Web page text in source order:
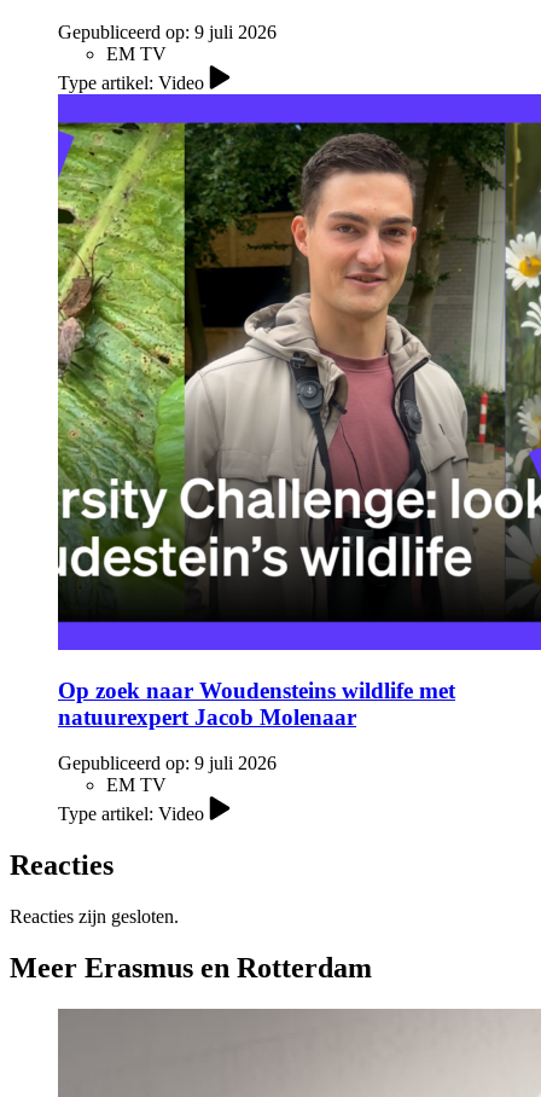
Gepubliceerd op: 9 juli 2026
EM TV
Type artikel: Video
Op zoek naar Woudensteins wildlife met
natuurexpert Jacob Molenaar
Gepubliceerd op: 9 juli 2026
EM TV
Type artikel: Video
Reacties
Reacties zijn gesloten.
Meer Erasmus en Rotterdam